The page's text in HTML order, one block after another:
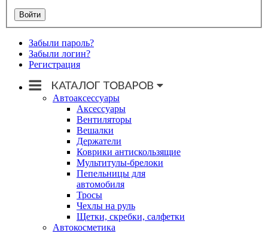
Забыли пароль?
Забыли логин?
Регистрация
Автоаксессуары
Аксессуары
Вентиляторы
Вешалки
Держатели
Коврики антискользящие
Мультитулы-брелоки
Пепельницы для
автомобиля
Тросы
Чехлы на руль
Щетки, скребки, салфетки
Автокосметика